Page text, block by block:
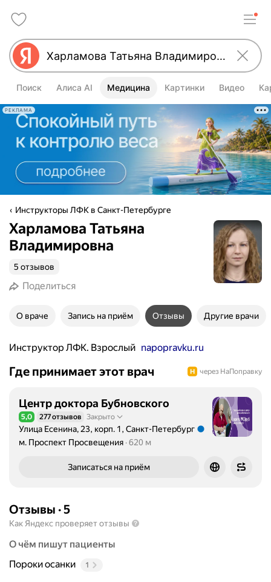
Поиск Алиса AI Медицина Картинки Видео
РЕКЛАМА
Инструкторы ЛФК в Санкт-Петербурге
Харламова Татьяна
Владимировна
5 отзывов
Поделиться
О враче Запись на приём Отзывы Другие врачи
Инструктор ЛФК. Взрослый napopravku.ru
Где принимает этот врач через НаПоправку
Центр доктора Бубновского
Рейтинг 5,0 из 5
5,0 277 отзывов Закрыто
Улица Есенина, 23, корп. 1, Санкт-Петербург
Метро м. Проспект Просвещения Расстояние 620 м
м. Проспект Просвещения 620 м
Записаться на приём
Отзывы ·5
Как Яндекс проверяет отзывы
О чём пишут пациенты
Пороки осанки
1